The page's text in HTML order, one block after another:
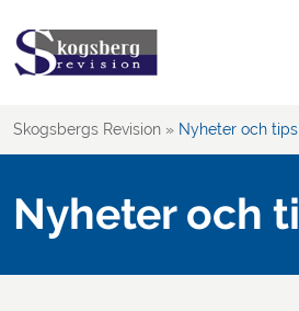
LOGGA IN
Skogsbergs Revision » Nyheter och tips
Nyheter och